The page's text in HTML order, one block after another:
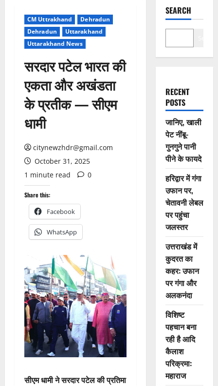
CM Uttrakhand
Dehradun
Dehradun
Uttarakhand
Uttarakhand News
सरदार पटेल भारत की
एकता और अखंडता
के प्रतीक — सीएम
धामी
citynewzhdr@gmail.com
October 31, 2025
1 minute read
0
Share this:
Facebook
WhatsApp
सीएम धामी ने सरदार पटेल की प्रतिमा
SEARCH
RECENT
POSTS
जानिए, खाली
पेट नींबू-
गुनगुने पानी
पीने के फायदे
हरिद्वार में गंगा
उफान पर,
चेतावनी लेबल
पर पहुंचा
जलस्तर
उत्तराखंड में
कुदरत का
कहर: उफान
पर गंगा और
अलकनंदा
विशिष्ट
पहचान बना
रही है आदि
कैलाश
परिक्रमा:
महाराज